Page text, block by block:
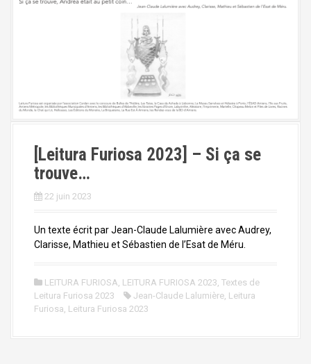
[Leitura Furiosa 2023] – Si ça se
trouve…
22 juin 2023
Un texte écrit par Jean-Claude Lalumière avec Audrey,
Clarisse, Mathieu et Sébastien de l’Esat de Méru.
LEITURA FURIOSA LEITURA FURIOSA 2023 Textes de
Leitura Furiosa 2023
Jean-Claude Lalumière Leitura
Furiosa Leitura Furiosa 2023